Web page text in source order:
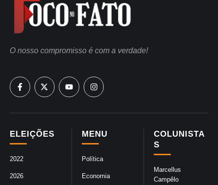
COLUNISTA
S
Marcellus
Campêlo
MENU
Política
Economia
ELEIÇÕES
2022
2026
O nosso compromisso é com a verdade!